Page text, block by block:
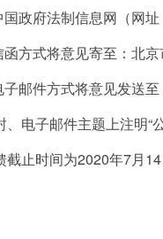
府法制信息网（网址：
式将意见寄至：北京
件方式将意见发送至
子邮件主题上注明“公
止时间为2020年7月14